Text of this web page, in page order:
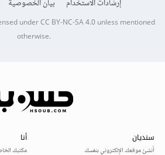
إرشادات الاستخدام
بيان الخصوصية
underCC BY-NC-SA 4.0unless mentioned
otherwise.